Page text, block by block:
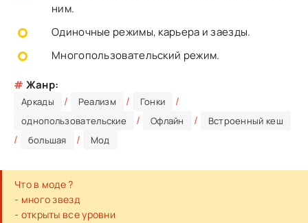
ним.
Одиночные режимы, карьера и заезды.
Многопользовательский режим.
# Жанр:
Аркады / Реализм / Гонки /
однопользовательские / Офлайн / Встроенный кеш
/ большая / Мод
Что в моде ?
- много звезд
- открыты все уровни